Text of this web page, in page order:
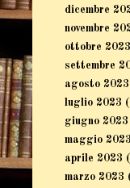
dicembre
novembre
ottobre 2023
settembre
agosto 2023
luglio 2023
giugno 2023
maggio 2023
aprile 2023
marzo 2023